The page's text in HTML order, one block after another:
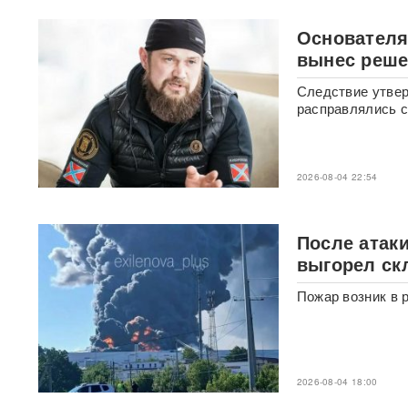
4,3 млрд рублей из АСВ
Массовый сбой VPN в РФ:
более 20 сервисов
испытывают проблемы —
названы причины
Пожары и утечка аммиака:
ВС РФ нанесли
массированный удар по
После атаки ВСУ в
Домодедово ликвидируют
разлив химикатов
«Убить нормальную
экономику — значит убить
страну»: Собянин выступил
против перевода России на
военные рельсы
вынес
Следствие
расправлялись
2026-08-04 22:54
После
выгорел
Пожар возник в
2026-08-04 18:00